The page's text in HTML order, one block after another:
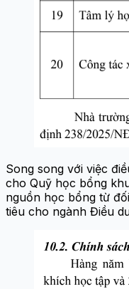
Song song với việc
cho Quỹ học bổng
nguồn học bổng từ
tiêu cho ngành Điều